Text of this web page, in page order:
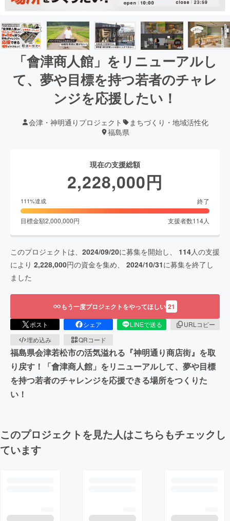
「會津商人館」をリニューアルし
て、夢や目標を持つ若者のチャレ
ンジを応援したい！
会津・神明通りプロジェクト
まちづくり・地域活性化
福島県
現在の支援総額
2,228,000円
111%達成 終了
目標金額2,000,000円 支援者数114人
このプロジェクトは、 2024/09/20に募集を開始し、 114人の支援
により 2,228,000円の資金を集め、 2024/10/31に募集を終了し
ました
もう一度プロジェクトをやってほしい 21
ポスト シェア LINEで送る
URLコピー
埋め込み
QRコード
福島県会津若松市の活気溢れる『神明通り商店街』を取
り戻す！「會津商人館」をリニューアルして、夢や目標
を持つ若者のチャレンジを応援できる場所をつくりた
い！
このプロジェクトを見た人はこちらもチェックし
ています